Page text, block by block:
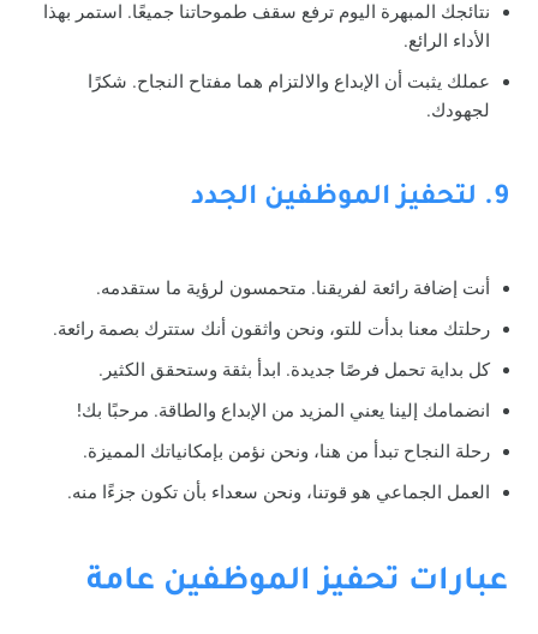
نتائجك المبهرة اليوم ترفع سقف طموحاتنا جميعًا. استمر بهذا
الأداء الرائع.
عملك يثبت أن الإبداع والالتزام هما مفتاح النجاح. شكرًا
لجهودك.
9. لتحفيز الموظفين الجدد
أنت إضافة رائعة لفريقنا. متحمسون لرؤية ما ستقدمه.
رحلتك معنا بدأت للتو، ونحن واثقون أنك ستترك بصمة رائعة.
كل بداية تحمل فرصًا جديدة. ابدأ بثقة وستحقق الكثير.
انضمامك إلينا يعني المزيد من الإبداع والطاقة. مرحبًا بك!
رحلة النجاح تبدأ من هنا، ونحن نؤمن بإمكانياتك المميزة.
العمل الجماعي هو قوتنا، ونحن سعداء بأن تكون جزءًا منه.
عبارات تحفيز الموظفين عامة